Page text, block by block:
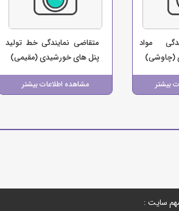
بیشتر
مواد
(چاوشی)
مشاهده اطلاعات بیشتر
متقاضی نمایندگی خط تولید
پنل های خورشیدی (مقیمی)
سایت :